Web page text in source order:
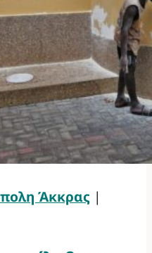
Άκκρας |